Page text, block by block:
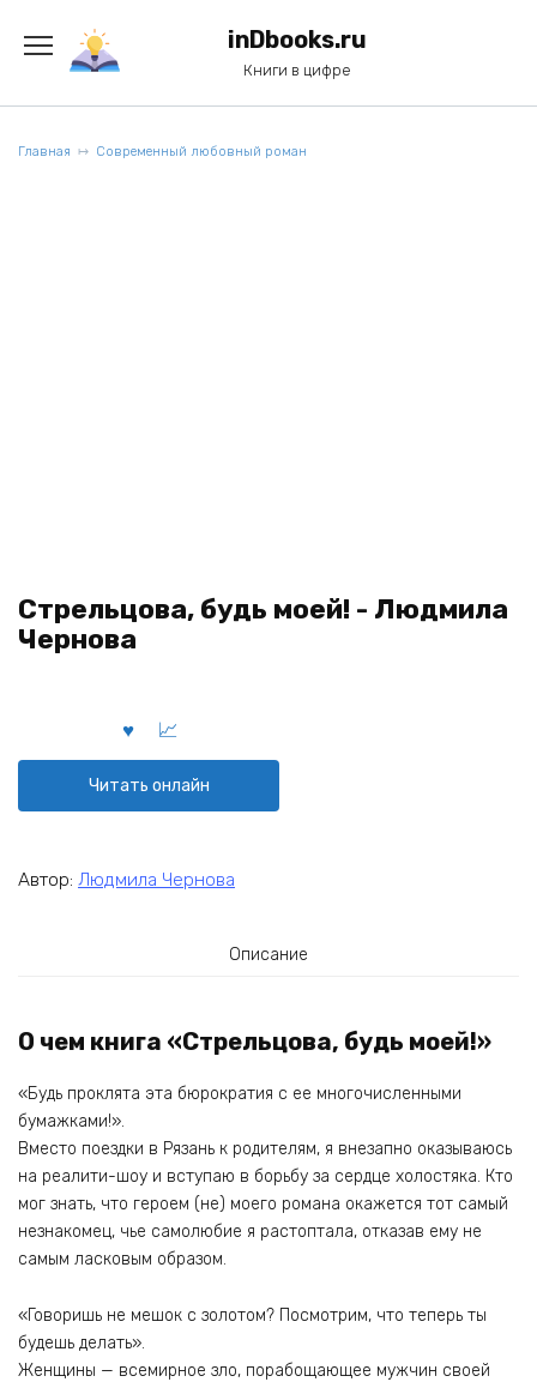
содержанию
inDbooks.ru
Книги в цифре
Главная Современный любовный роман
Стрельцова, будь моей! - Людмила
Чернова
Читать онлайн
Автор: Людмила Чернова
Описание
О чем книга «Стрельцова, будь моей!»
«Будь проклята эта бюрократия с ее многочисленными
бумажками!».
Вместо поездки в Рязань к родителям, я внезапно оказываюсь
на реалити-шоу и вступаю в борьбу за сердце холостяка. Кто
мог знать, что героем (не) моего романа окажется тот самый
незнакомец, чье самолюбие я растоптала, отказав ему не
самым ласковым образом.
«Говоришь не мешок с золотом? Посмотрим, что теперь ты
будешь делать».
Женщины — всемирное зло, порабощающее мужчин своей